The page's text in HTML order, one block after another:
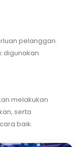
pelanggan.
digunakan.
melakukan
serta
baik.